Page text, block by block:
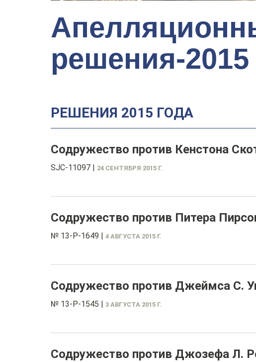
решения-2015
РЕШЕНИЯ 2015 ГОДА
Содружество против Кенстона
SJC-11097 | 24 СЕНТЯБРЯ 2015 Г.
Содружество против Питера
№ 13-P-1649 | 4 АВГУСТА 2015 Г.
Содружество против Джеймса С.
№ 13-P-1545 | 3 АВГУСТА 2015 Г.
Содружество против Джозефа Л.